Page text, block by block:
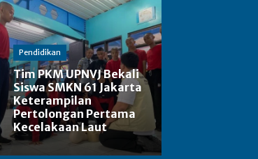
Pendidikan
Tim PKM UPNVJ Bekali
Siswa SMKN 61 Jakarta
Keterampilan
Pertolongan Pertama
Kecelakaan Laut